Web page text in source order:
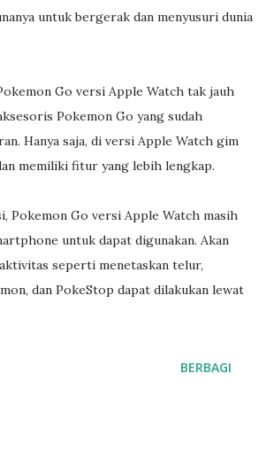
untuk bergerak dan menyusuri dunia
Go versi Apple Watch tak jauh
Pokemon Go yang sudah
Hanya saja, di versi Apple Watch gim
memiliki fitur yang lebih lengkap.
Pokemon Go versi Apple Watch masih
untuk dapat digunakan. Akan
seperti menetaskan telur,
dan PokeStop dapat dilakukan lewat
BERBAGI